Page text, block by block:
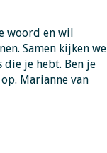
woord en wil
Samen kijken we
je hebt. Ben je
Marianne van